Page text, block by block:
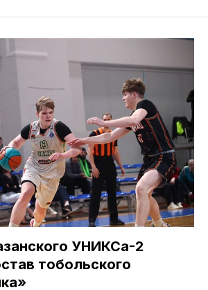
УНИКСа-2
тобольского